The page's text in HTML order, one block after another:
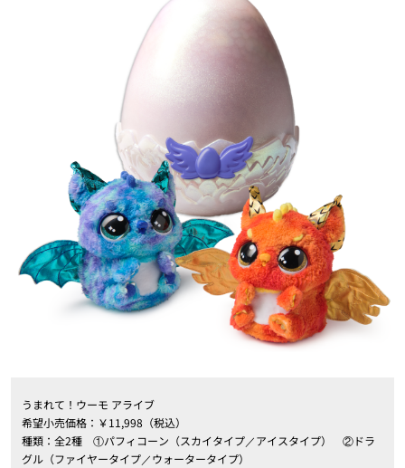
うまれて！ウーモ アライブ
希望小売価格：￥11,998（税込）
種類：全2種 ①パフィコーン（スカイタイプ／アイスタイプ） ②ドラ
グル（ファイヤータイプ／ウォータータイプ）